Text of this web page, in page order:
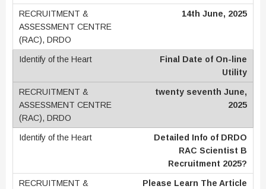
14th June, 2025
Final Date of On-line
Utility
twenty seventh June,
2025
Detailed Info of DRDO
RAC Scientist B
Recruitment 2025?
Please Learn The Article